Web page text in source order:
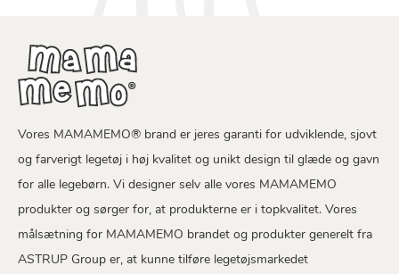
Vores MAMAMEMO® brand er jeres garanti for udviklende, sjovt
og farverigt legetøj i høj kvalitet og unikt design til glæde og gavn
for alle legebørn. Vi designer selv alle vores MAMAMEMO
produkter og sørger for, at produkterne er i topkvalitet. Vores
målsætning for MAMAMEMO brandet og produkter generelt fra
ASTRUP Group er, at kunne tilføre legetøjsmarkedet